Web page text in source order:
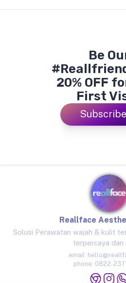
Be
20% OFF
First
Subscribe
Reallface
Solusi Perawatan wajah & kulit
terpercaya dan
email:
phone: 0822-